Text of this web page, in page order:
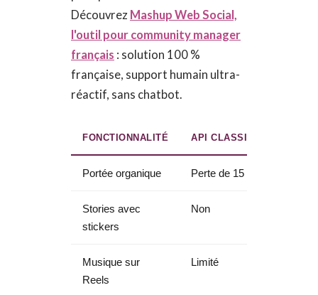
Découvrez Mashup Web Social,
l'outil pour community manager
français : solution 100 %
française, support humain ultra-
réactif, sans chatbot.
FONCTIONNALITÉ API CLASSIQUE
Portée organique Perte de 15 %
Stories avec
stickers
Non
Musique sur
Reels
Limité